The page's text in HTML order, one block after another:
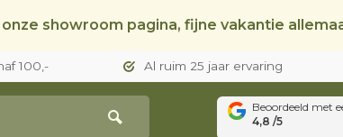
showroom pagina, fijne vakantie
100,- Al ruim 25 jaar ervaring
Beoordeeld met
4,8 /5